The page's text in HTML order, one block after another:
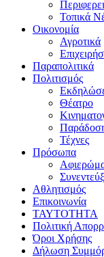
Τοπικά
Οικονομία
Αγροτικά
Παραπολιτικά
Πολιτισμός
Θέατρο
Τέχνες
Πρόσωπα
Αθλητισμός
Επικοινωνία
ΤΑΥΤΟΤΗΤΑ
Πολιτική
Όροι Χρήσης
Δήλωση